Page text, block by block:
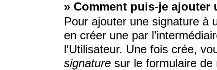
» Comment puis-je ajouter
Pour ajouter une signature à
en créer une par
l’Utilisateur. Une fois crée,
signature sur le formulaire de